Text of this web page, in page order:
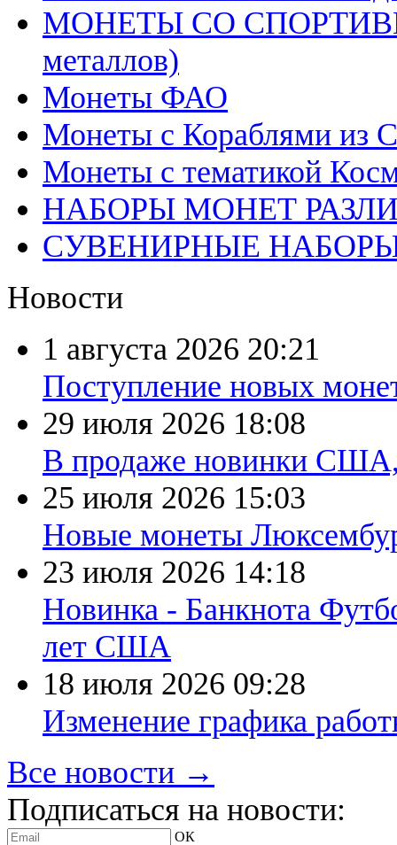
МОНЕТЫ СО
металлов)
Монеты ФАО
Монеты с Кораблями из
Монеты с тематикой
НАБОРЫ МОНЕТ
СУВЕНИРНЫЕ
Новости
1 августа 2026 20:21
Поступление новых
29 июля 2026 18:08
В продаже новинки
25 июля 2026 15:03
Новые монеты
23 июля 2026 14:18
Новинка - Банкнота
лет США
18 июля 2026 09:28
Изменение графика
Все новости →
Подписаться на новости:
ОК